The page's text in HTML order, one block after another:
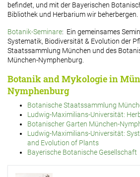
befindet, und mit der Bayerischen
Bibliothek und Herbarium wir beherbergen.
Botanik-Seminare: Ein gemeinsames
Systematik, Biodiversität & Evolution der
Staatssammlung München und des
München-Nymphenburg.
Botanik and Mykologie in
Nymphenburg
Botanische Staatssammlung
Ludwig-Maximilians-Universität:
Botanischer Garten München-
Ludwig-Maximilians-Universität:
and Evolution of Plants
Bayerische Botanische Gesellschaft